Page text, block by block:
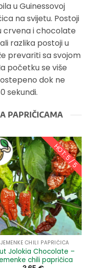
u Guinessovoj
na svijetu. Postoji
crvena i chocolate
razlika postoji u
prevariti sa svojom
početku se više
dok ne
sekundi.
PAPRIČICAMA
HOT: 5 / 5
CHILI PAPRIČICA
Jolokia Chocolate –
chili papričica